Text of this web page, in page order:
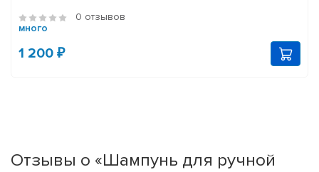
0 отзывов
много
1 200 ₽
Отзывы о «Шампунь для ручной